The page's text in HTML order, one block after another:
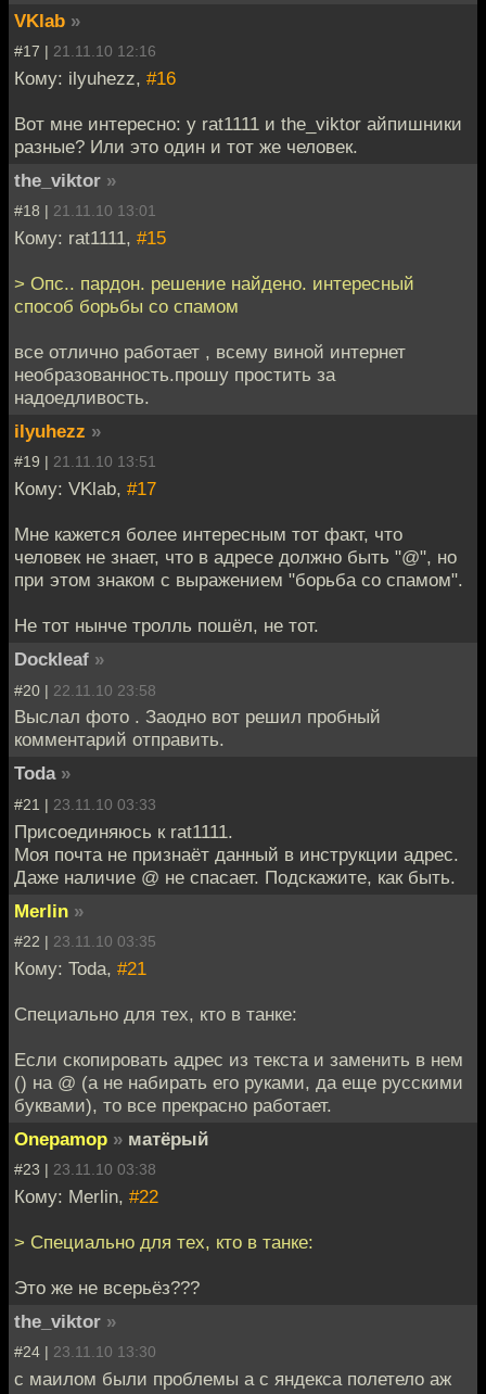
VKlab »
#17 | 21.11.10 12:16
Кому: ilyuhezz, #16
Вот мне интересно: у rat1111 и the_viktor айпишники
разные? Или это один и тот же человек.
the_viktor »
#18 | 21.11.10 13:01
Кому: rat1111, #15
> Опс.. пардон. решение найдено. интересный
способ борьбы со спамом
все отлично работает , всему виной интернет
необразованность.прошу простить за
надоедливость.
ilyuhezz »
#19 | 21.11.10 13:51
Кому: VKlab, #17
Мне кажется более интересным тот факт, что
человек не знает, что в адресе должно быть "@", но
при этом знаком с выражением "борьба со спамом".
Не тот нынче тролль пошёл, не тот.
Dockleaf »
#20 | 22.11.10 23:58
Выслал фото . Заодно вот решил пробный
комментарий отправить.
Toda »
#21 | 23.11.10 03:33
Присоединяюсь к rat1111.
Моя почта не признаёт данный в инструкции адрес.
Даже наличие @ не спасает. Подскажите, как быть.
Merlin »
#22 | 23.11.10 03:35
Кому: Toda, #21
Специально для тех, кто в танке:
Если скопировать адрес из текста и заменить в нем
() на @ (а не набирать его руками, да еще русскими
буквами), то все прекрасно работает.
Onepamop » матёрый
#23 | 23.11.10 03:38
Кому: Merlin, #22
> Специально для тех, кто в танке:
Это же не всерьёз???
the_viktor »
#24 | 23.11.10 13:30
с маилом были проблемы а с яндекса полетело аж